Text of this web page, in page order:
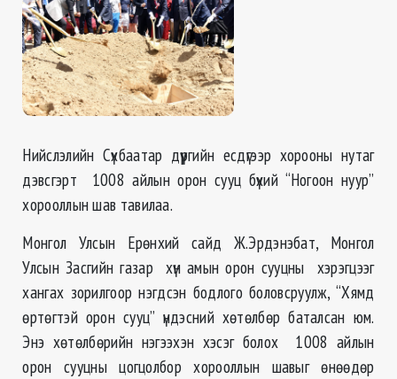
Нийслэлийн Сүхбаатар дүүргийн есдүгээр хорооны нутаг
дэвсгэрт 1008 айлын орон сууц бүхий “Ногоон нуур”
хорооллын шав тавилаа.
Монгол Улсын Ерөнхий сайд Ж.Эрдэнэбат, Монгол
Улсын Засгийн газар хүн амын орон сууцны хэрэгцээг
хангах зорилгоор нэгдсэн бодлого боловсруулж, “Хямд
өртөгтэй орон сууц” үндэсний хөтөлбөр баталсан юм.
Энэ хөтөлбөрийн нэгээхэн хэсэг болох 1008 айлын
орон сууцны цогцолбор хорооллын шавыг өнөөдөр